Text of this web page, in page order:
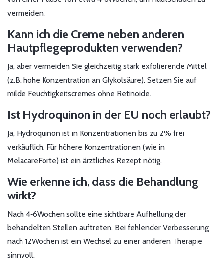
vermeiden.
Kann ich die Creme neben anderen
Hautpflegeprodukten verwenden?
Ja, aber vermeiden Sie gleichzeitig stark exfolierende Mittel
(z.B. hohe Konzentration an Glykolsäure). Setzen Sie auf
milde Feuchtigkeitscremes ohne Retinoide.
Ist Hydroquinon in der EU noch erlaubt?
Ja, Hydroquinon ist in Konzentrationen bis zu 2% frei
verkäuflich. Für höhere Konzentrationen (wie in
MelacareForte) ist ein ärztliches Rezept nötig.
Wie erkenne ich, dass die Behandlung
wirkt?
Nach 4‑6Wochen sollte eine sichtbare Aufhellung der
behandelten Stellen auftreten. Bei fehlender Verbesserung
nach 12Wochen ist ein Wechsel zu einer anderen Therapie
sinnvoll.